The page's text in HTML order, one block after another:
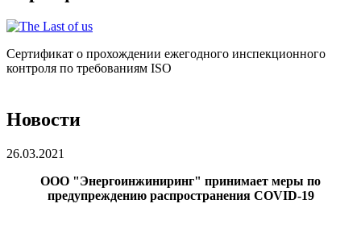
Сертификат о прохождении ежегодного инспекционного
контроля по требованиям ISO
Новости
26.03.2021
ООО "Энергоинжиниринг" принимает меры по
предупреждению распространения COVID-19